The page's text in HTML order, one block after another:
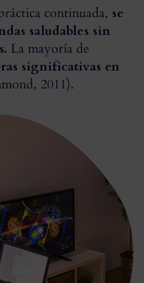
continuada, se
saludables sin
La mayoría de
significativas en
2011).